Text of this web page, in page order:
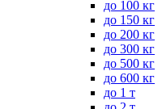
до 100 кг
до 150 кг
до 200 кг
до 300 кг
до 500 кг
до 600 кг
до 1 т